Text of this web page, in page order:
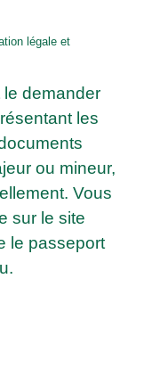
légale et
le demander
les
ou mineur,
Vous
sur le site
le passeport